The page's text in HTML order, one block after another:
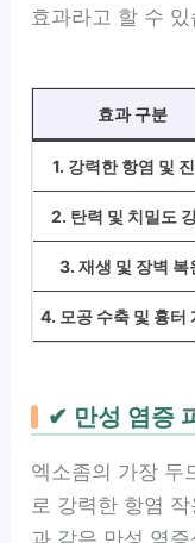
효과라고 할 수
효과 구분
1. 강력한 항염 및
2. 탄력 및 치밀도
3. 재생 및 장벽 복
4. 모공 수축 및 흉터
✔ 만성 염증
엑소좀의 가장 두
로 강력한 항염